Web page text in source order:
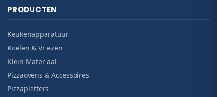
PRODUCTEN
Keukenapparatuur
Koelen & Vriezen
Klein Materiaal
Pizzaovens & Accessoires
Pizzapletters